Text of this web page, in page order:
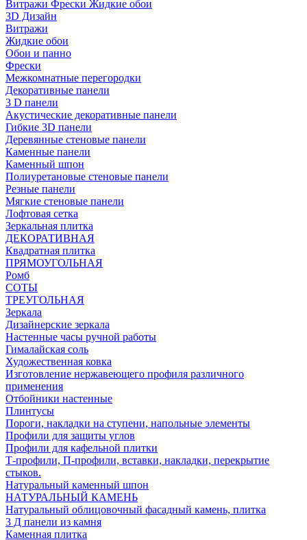
Витражи Фрески Жидкие обои
3D Дизайн
Витражи
Жидкие обои
Обои и панно
Фрески
Межкомнатные перегородки
Декоративные панели
3 D панели
Акустические декоративные панели
Гибкие 3D панели
Деревянные стеновые панели
Каменные панели
Каменный шпон
Полиуретановые стеновые панели
Резные панели
Мягкие стеновые панели
Лофтовая сетка
Зеркальная плитка
ДЕКОРАТИВНАЯ
Квадратная плитка
ПРЯМОУГОЛЬНАЯ
Ромб
СОТЫ
ТРЕУГОЛЬНАЯ
Зеркала
Дизайнерские зеркала
Настенные часы ручной работы
Гималайская соль
Художественная ковка
Изготовление нержавеющего профиля различного
применения
Отбойники настенные
Плинтусы
Пороги, накладки на ступени, напольные элементы
Профили для защиты углов
Профили для кафельной плитки
Т-профили, П-профили, вставки, накладки, перекрытие
стыков.
Натуральный каменный шпон
НАТУРАЛЬНЫЙ КАМЕНЬ
Натуральный облицовочный фасадный камень, плитка
3 Д панели из камня
Каменная плитка